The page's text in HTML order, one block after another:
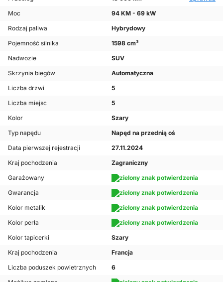
Moc
94 KM - 69 kW
Rodzaj paliwa
Hybrydowy
Pojemność silnika
1598 cm³
Nadwozie
SUV
Skrzynia biegów
Automatyczna
Liczba drzwi
5
Liczba miejsc
5
Kolor
Szary
Typ napędu
Napęd na przednią oś
Data pierwszej rejestracji
27.11.2024
Kraj pochodzenia
Zagraniczny
Garażowany
Gwarancja
Kolor metalik
Kolor perła
Kolor tapicerki
Szary
Kraj pochodzenia
Francja
Liczba poduszek powietrznych
6